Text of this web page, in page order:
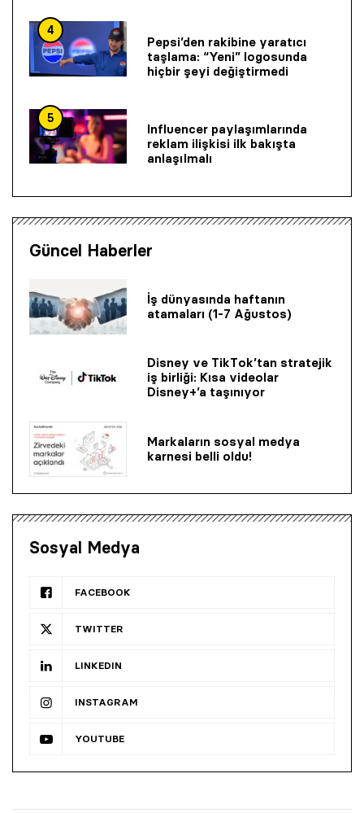
4
Pepsi’den rakibine yaratıcı
taşlama: “Yeni” logosunda
hiçbir şeyi değiştirmedi
5
Influencer paylaşımlarında
reklam ilişkisi ilk bakışta
anlaşılmalı
Güncel Haberler
İş dünyasında haftanın
atamaları (1-7 Ağustos)
Disney ve TikTok’tan stratejik
iş birliği: Kısa videolar
Disney+’a taşınıyor
Markaların sosyal medya
karnesi belli oldu!
Sosyal Medya
FACEBOOK
TWITTER
LINKEDIN
INSTAGRAM
YOUTUBE